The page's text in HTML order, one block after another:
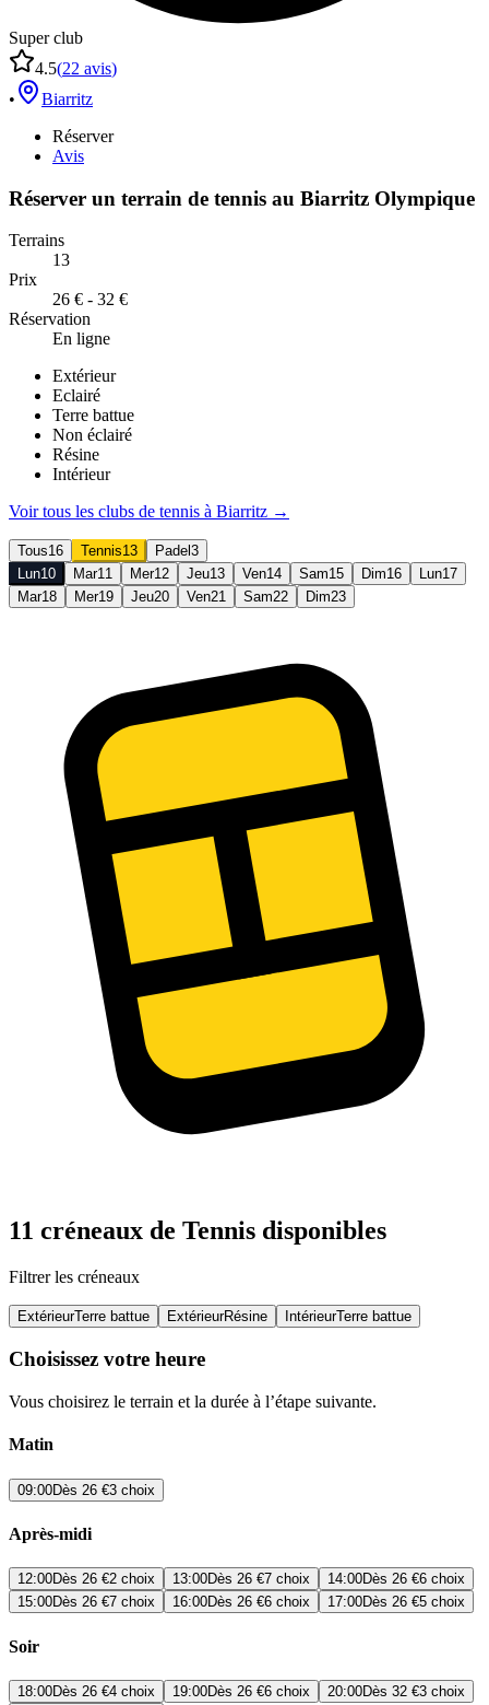
Super club
4.5(22 avis)
•
Biarritz
Réserver
Avis
Réserver un terrain de tennis au Biarritz Olympique
Terrains
13
Prix
26 € - 32 €
Réservation
En ligne
Extérieur
Eclairé
Terre battue
Non éclairé
Résine
Intérieur
Voir tous les clubs de tennis à Biarritz →
Tous16 Tennis13 Padel 3
Lun10 Mar11 Mer12 Jeu13 Ven14 Sam15 Dim16 Lun17
Mar18 Mer19 Jeu20 Ven21 Sam22 Dim23
11 créneaux de Tennis disponibles
Filtrer les créneaux
ExtérieurTerre battue ExtérieurRésine IntérieurTerre battue
Choisissez votre heure
Vous choisirez le terrain et la durée à l’étape suivante.
Matin
09:00Dès 26 €3 choix
Après-midi
12:00Dès 26 €2 choix 13:00Dès 26 €7 choix 14:00Dès 26 €6 choix
15:00Dès 26 €7 choix 16:00Dès 26 €6 choix 17:00Dès 26 €5 choix
Soir
18:00Dès 26 €4 choix 19:00Dès 26 €6 choix 20:00Dès 32 €3 choix